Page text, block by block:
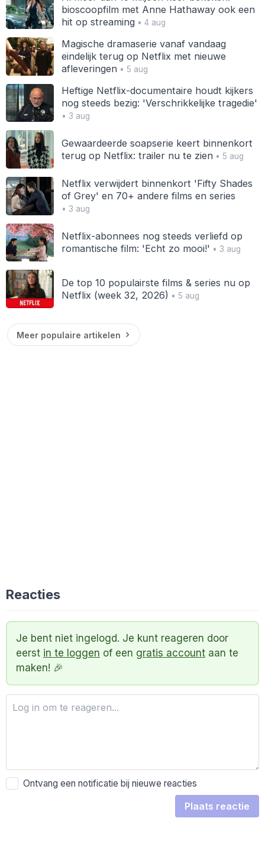
bioscoopfilm met Anne Hathaway ook een
hit op streaming• 4 aug
Magische dramaserie vanaf vandaag
eindelijk terug op Netflix met nieuwe
afleveringen• 5 aug
Heftige Netflix-documentaire houdt kijkers
nog steeds bezig: 'Verschrikkelijke tragedie'
• 3 aug
Gewaardeerde soapserie keert binnenkort
terug op Netflix: trailer nu te zien• 5 aug
Netflix verwijdert binnenkort 'Fifty Shades
of Grey' en 70+ andere films en series
• 3 aug
Netflix-abonnees nog steeds verliefd op
romantische film: 'Echt zo mooi!' • 3 aug
De top 10 populairste films & series nu op
Netflix (week 32, 2026) • 5 aug
Meer populaire artikelen
Reacties
Je bent niet ingelogd. Je kunt reageren door
eerst in te loggen of een gratis account aan te
maken! 🎉
Ontvang een notificatie bij nieuwe reacties
Plaats reactie